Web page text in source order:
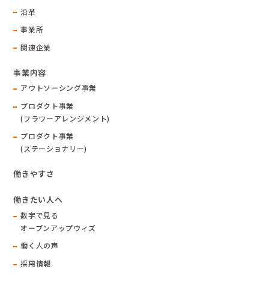
沿革
事業所
関連企業
事業内容
アウトソーシング事業
プロダクト事業
(フラワーアレンジメント)
プロダクト事業
(ステーショナリー)
働きやすさ
働きたい人へ
数字で見る
オープンアップウィズ
働く人の声
採用情報